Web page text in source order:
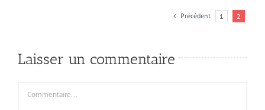
Précédent 1 2
Laisser un commentaire